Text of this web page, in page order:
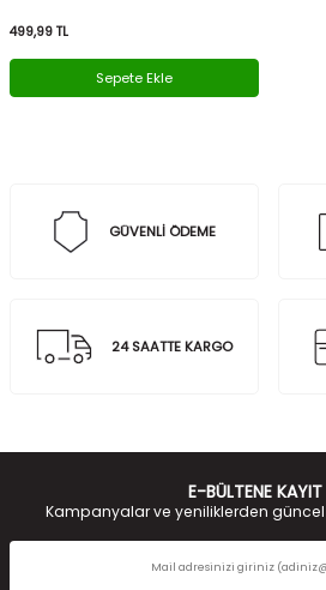
499,99 TL
Sepete Ekle
GÜVENLİ ÖDEME
24 SAATTE KARGO
E-BÜLTENE
Kampanyalar ve yeniliklerden